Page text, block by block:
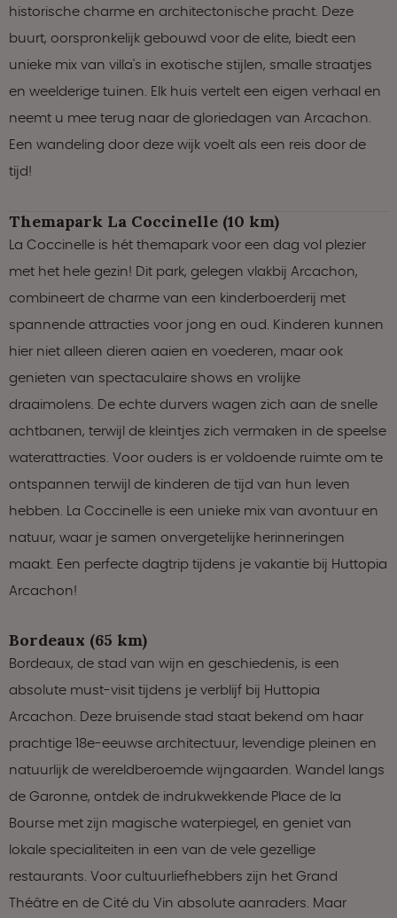
historische charme en architectonische pracht. Deze
buurt, oorspronkelijk gebouwd voor de elite, biedt een
unieke mix van villa's in exotische stijlen, smalle straatjes
en weelderige tuinen. Elk huis vertelt een eigen verhaal en
neemt u mee terug naar de gloriedagen van Arcachon.
Een wandeling door deze wijk voelt als een reis door de
tijd!
Themapark La Coccinelle (10 km)
La Coccinelle is hét themapark voor een dag vol plezier
met het hele gezin! Dit park, gelegen vlakbij Arcachon,
combineert de charme van een kinderboerderij met
spannende attracties voor jong en oud. Kinderen kunnen
hier niet alleen dieren aaien en voederen, maar ook
genieten van spectaculaire shows en vrolijke
draaimolens. De echte durvers wagen zich aan de snelle
achtbanen, terwijl de kleintjes zich vermaken in de speelse
waterattracties. Voor ouders is er voldoende ruimte om te
ontspannen terwijl de kinderen de tijd van hun leven
hebben. La Coccinelle is een unieke mix van avontuur en
natuur, waar je samen onvergetelijke herinneringen
maakt. Een perfecte dagtrip tijdens je vakantie bij Huttopia
Arcachon!
Bordeaux (65 km)
Bordeaux, de stad van wijn en geschiedenis, is een
absolute must-visit tijdens je verblijf bij Huttopia
Arcachon. Deze bruisende stad staat bekend om haar
prachtige 18e-eeuwse architectuur, levendige pleinen en
natuurlijk de wereldberoemde wijngaarden. Wandel langs
de Garonne, ontdek de indrukwekkende Place de la
Bourse met zijn magische waterpiegel, en geniet van
lokale specialiteiten in een van de vele gezellige
restaurants. Voor cultuurliefhebbers zijn het Grand
Théâtre en de Cité du Vin absolute aanraders. Maar